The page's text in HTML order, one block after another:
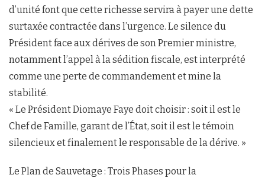
d’unité font que cette richesse servira à payer une dette
surtaxée contractée dans l’urgence. Le silence du
Président face aux dérives de son Premier ministre,
notamment l’appel à la sédition fiscale, est interprété
comme une perte de commandement et mine la
stabilité.
« Le Président Diomaye Faye doit choisir : soit il est le
Chef de Famille, garant de l’État, soit il est le témoin
silencieux et finalement le responsable de la dérive. »
Le Plan de Sauvetage : Trois Phases pour la